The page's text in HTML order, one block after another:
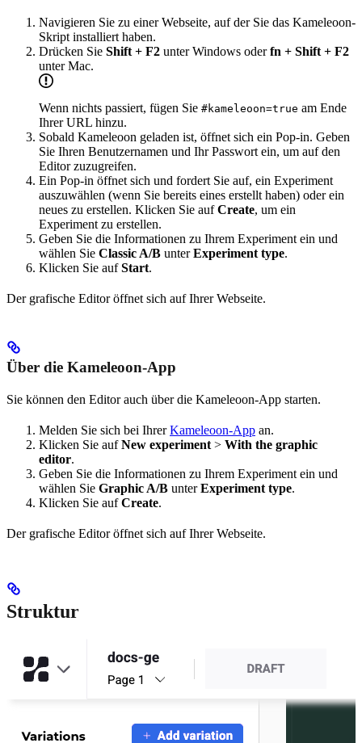
Navigieren Sie zu einer Webseite, auf der Sie das Kameleoon-
Skript installiert haben.
Drücken Sie Shift + F2 unter Windows oderfn + Shift + F2
unter Mac.
Wenn nichts passiert, fügen Sie #kameleoon=true am Ende
Ihrer URL hinzu.
Sobald Kameleoon geladen ist, öffnet sich ein Pop-in. Geben
Sie Ihren Benutzernamen und Ihr Passwort ein, um auf den
Editor zuzugreifen.
Ein Pop-in öffnet sich und fordert Sie auf, ein Experiment
auszuwählen (wenn Sie bereits eines erstellt haben) oder ein
neues zu erstellen. Klicken Sie aufCreate, um ein
Experiment zu erstellen.
Geben Sie die Informationen zu Ihrem Experiment ein und
wählen Sie Classic A/B unterExperiment type.
Klicken Sie aufStart.
Der grafische Editor öffnet sich auf Ihrer Webseite.
Über die Kameleoon-App
Sie können den Editor auch über die Kameleoon-App starten.
Melden Sie sich bei IhrerKameleoon-App an.
Klicken Sie aufNew experiment > With the graphic
editor.
Geben Sie die Informationen zu Ihrem Experiment ein und
wählen Sie Graphic A/B unterExperiment type.
Klicken Sie aufCreate.
Der grafische Editor öffnet sich auf Ihrer Webseite.
Struktur